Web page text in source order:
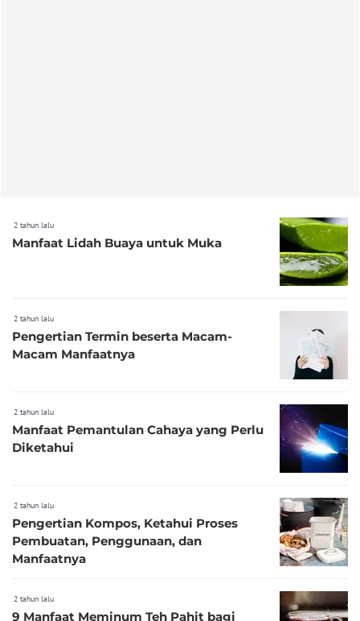
2 tahun lalu
Manfaat Lidah Buaya untuk Muka
2 tahun lalu
Pengertian Termin beserta Macam-
Macam Manfaatnya
2 tahun lalu
Manfaat Pemantulan Cahaya yang Perlu
Diketahui
2 tahun lalu
Pengertian Kompos, Ketahui Proses
Pembuatan, Penggunaan, dan
Manfaatnya
2 tahun lalu
9 Manfaat Meminum Teh Pahit bagi